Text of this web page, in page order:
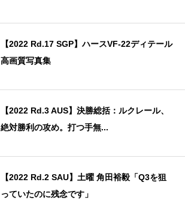
【2022 Rd.17 SGP】ハースVF-22ディテール
高画質写真集
【2022 Rd.3 AUS】決勝総括：ルクレール、
絶対勝利の攻め。打つ手無...
【2022 Rd.2 SAU】土曜 角田裕毅「Q3を狙
っていたのに残念です」